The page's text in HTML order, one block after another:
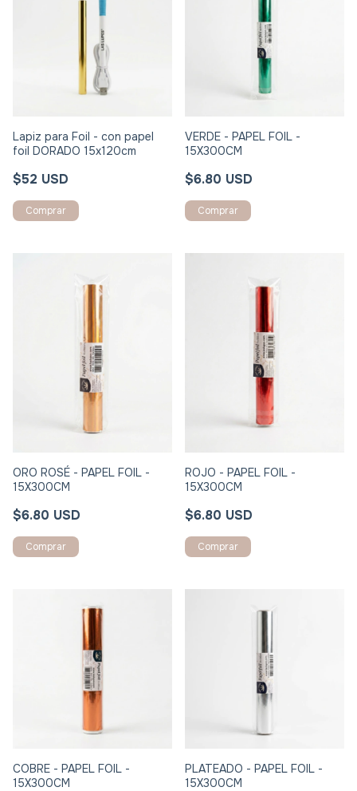
Lapiz para Foil - con papel
foil DORADO 15x120cm
$52 USD
VERDE - PAPEL FOIL -
15X300CM
$6.80 USD
ORO ROSÉ - PAPEL FOIL -
15X300CM
$6.80 USD
ROJO - PAPEL FOIL -
15X300CM
$6.80 USD
COBRE - PAPEL FOIL -
15X300CM
PLATEADO - PAPEL FOIL -
15X300CM